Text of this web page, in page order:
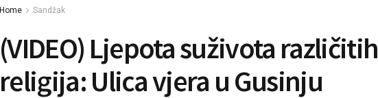
Home Sandžak
(VIDEO) Ljepota suživota različitih
religija: Ulica vjera u Gusinju